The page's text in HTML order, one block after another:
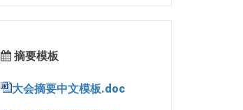
摘要模板
大会摘要中文模板.doc